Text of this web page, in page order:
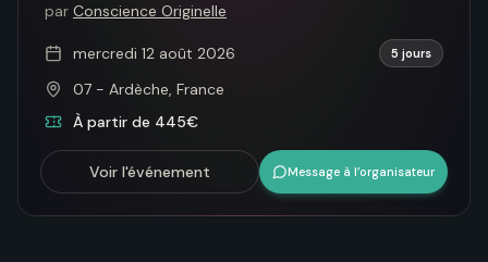
par Conscience Originelle
mercredi 12 août 2026 5 jours
07 - Ardèche, France
À partir de 445€
Voir l'événement Message à l’organisateur